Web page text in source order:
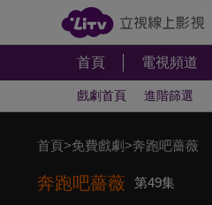
首頁 電視頻道
戲劇首頁 進階篩選
首頁>免費戲劇 >奔跑吧薔薇
奔跑吧薔薇 第49集